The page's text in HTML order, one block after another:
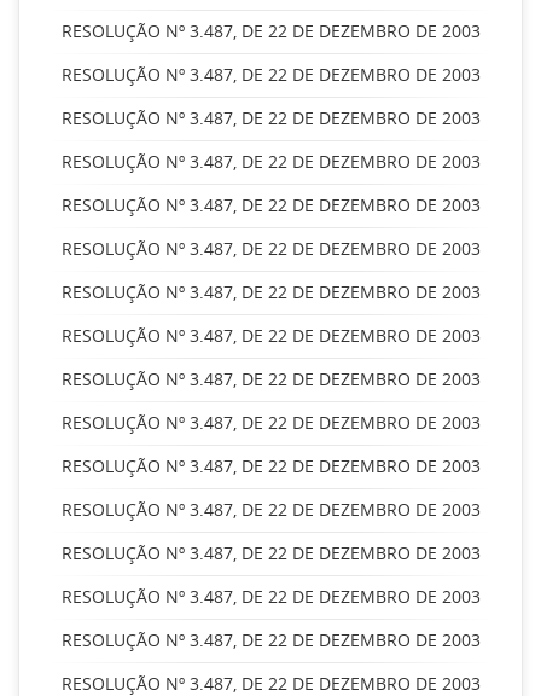
RESOLUÇÃO Nº 3.487, DE 22 DE DEZEMBRO DE 2003
RESOLUÇÃO Nº 3.487, DE 22 DE DEZEMBRO DE 2003
RESOLUÇÃO Nº 3.487, DE 22 DE DEZEMBRO DE 2003
RESOLUÇÃO Nº 3.487, DE 22 DE DEZEMBRO DE 2003
RESOLUÇÃO Nº 3.487, DE 22 DE DEZEMBRO DE 2003
RESOLUÇÃO Nº 3.487, DE 22 DE DEZEMBRO DE 2003
RESOLUÇÃO Nº 3.487, DE 22 DE DEZEMBRO DE 2003
RESOLUÇÃO Nº 3.487, DE 22 DE DEZEMBRO DE 2003
RESOLUÇÃO Nº 3.487, DE 22 DE DEZEMBRO DE 2003
RESOLUÇÃO Nº 3.487, DE 22 DE DEZEMBRO DE 2003
RESOLUÇÃO Nº 3.487, DE 22 DE DEZEMBRO DE 2003
RESOLUÇÃO Nº 3.487, DE 22 DE DEZEMBRO DE 2003
RESOLUÇÃO Nº 3.487, DE 22 DE DEZEMBRO DE 2003
RESOLUÇÃO Nº 3.487, DE 22 DE DEZEMBRO DE 2003
RESOLUÇÃO Nº 3.487, DE 22 DE DEZEMBRO DE 2003
RESOLUÇÃO Nº 3.487, DE 22 DE DEZEMBRO DE 2003